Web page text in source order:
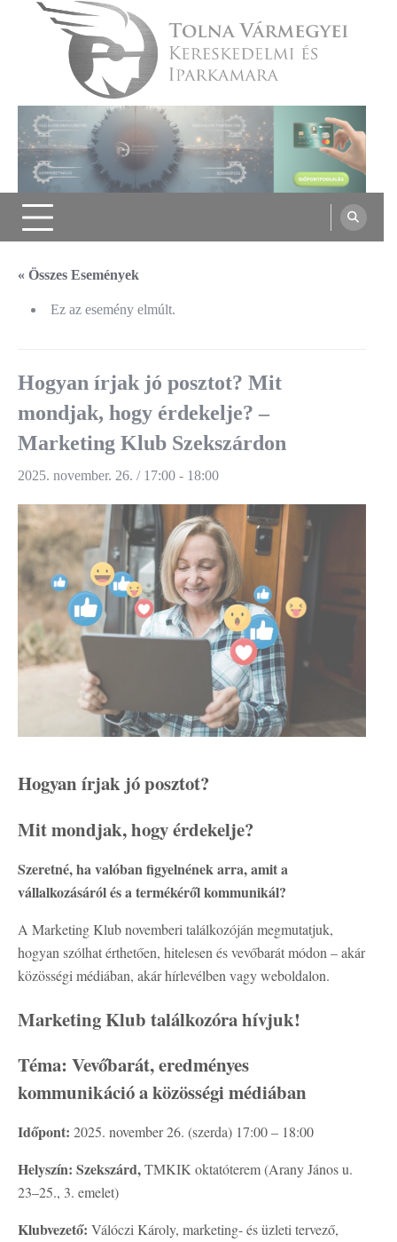
Tolna Vármegyei Kereskedelmi és
Iparkamara
« Összes Események
Ez az esemény elmúlt.
Hogyan írjak jó posztot? Mit
mondjak, hogy érdekelje? –
Marketing Klub Szekszárdon
2025. november. 26. / 17:00 - 18:00
Hogyan írjak jó posztot?
Mit mondjak, hogy érdekelje?
Szeretné, ha valóban figyelnének arra, amit a
vállalkozásáról és a termékéről kommunikál?
A Marketing Klub novemberi találkozóján megmutatjuk,
hogyan szólhat érthetően, hitelesen és vevőbarát módon – akár
közösségi médiában, akár hírlevélben vagy weboldalon.
Marketing Klub találkozóra hívjuk!
Téma: Vevőbarát, eredményes
kommunikáció a közösségi médiában
Időpont: 2025. november 26. (szerda) 17:00 – 18:00
Helyszín: Szekszárd,TMKIK oktatóterem (Arany János u.
23–25., 3. emelet)
Klubvezető: Válóczi Károly, marketing- és üzleti tervező,